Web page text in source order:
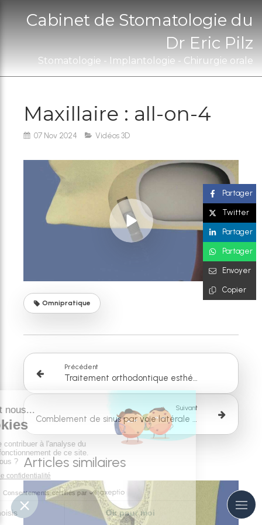
Cabinet de Stomatologie du
Dr Eric Pilz
Stomatologie - Implantologie - Chirurgie orale
Maxillaire : all-on-4
07 Nov 2024 Vidéos 3D
Omnipratique
Précédent
Traitement orthodontique esthétique par gouttières
Suivant
Comblement de sinus par voie latérale et implantation simultanée
Articles similaires
Partager
Twitter
Partager
Partager
Envoyer
Copier